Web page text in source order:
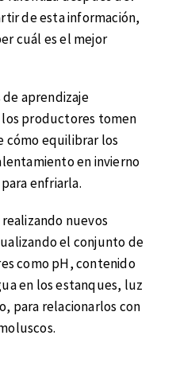
de esta información,
cuál es el mejor
aprendizaje
productores tomen
cómo equilibrar los
en invierno
enfriarla.
nuevos
el conjunto de
como pH, contenido
en los estanques, luz
para relacionarlos con